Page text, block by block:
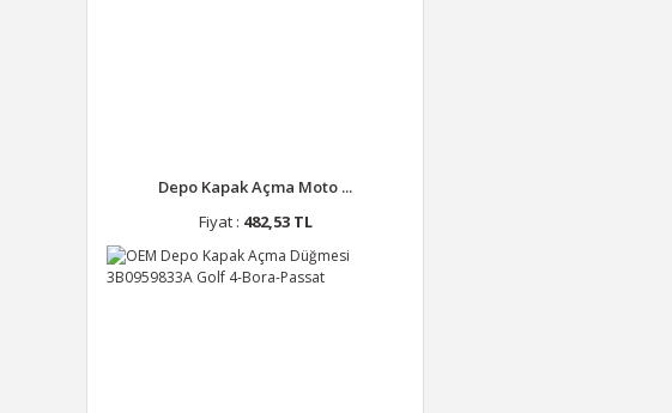
Depo Kapak Açma Moto ...
Fiyat : 482,53 TL